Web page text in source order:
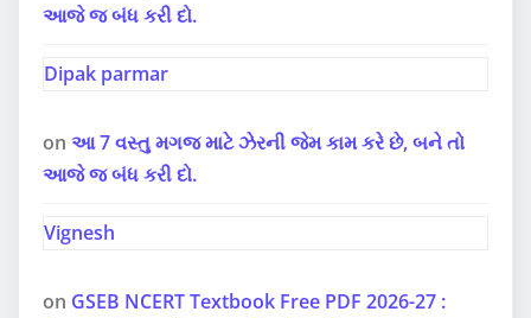
આજે જ બંધ કરી દો.
Dipak parmar
on આ 7 વસ્તુ મગજ માટે ઝેરની જેમ કામ કરે છે, બને તો
આજે જ બંધ કરી દો.
Vignesh
on GSEB NCERT Textbook Free PDF 2026-27 :